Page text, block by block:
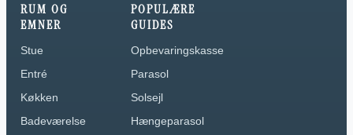
RUM OG
EMNER
Stue
Entré
Køkken
Badeværelse
POPULÆRE
GUIDES
Opbevaringskasse
Parasol
Solsejl
Hængeparasol